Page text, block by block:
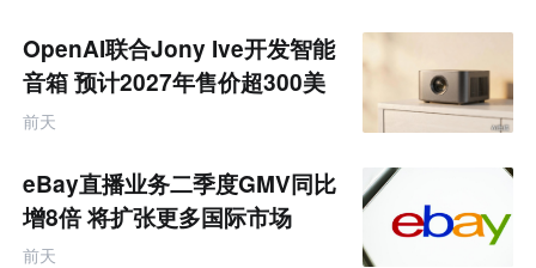
OpenAI联合Jony Ive开发智能
音箱 预计2027年售价超300美
元
前天
eBay直播业务二季度GMV同比
增8倍 将扩张更多国际市场
前天